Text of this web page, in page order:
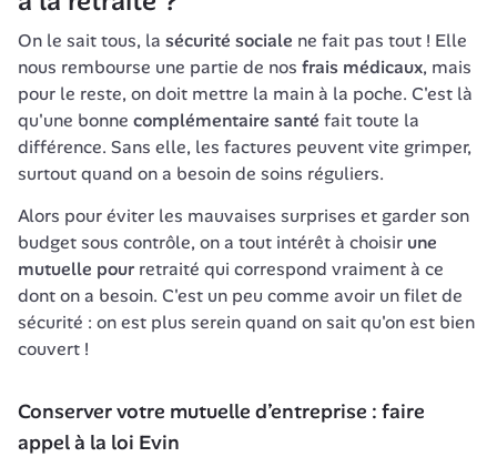
On le sait tous, la sécurité sociale ne fait pas tout ! Elle
nous rembourse une partie de nos frais médicaux, mais
pour le reste, on doit mettre la main à la poche. C'est là
qu'une bonne complémentaire santé fait toute la
différence. Sans elle, les factures peuvent vite grimper,
surtout quand on a besoin de soins réguliers.
Alors pour éviter les mauvaises surprises et garder son
budget sous contrôle, on a tout intérêt à choisir une
mutuelle pour retraité qui correspond vraiment à ce
dont on a besoin. C'est un peu comme avoir un filet de
sécurité : on est plus serein quand on sait qu'on est bien
couvert !
Conserver votre mutuelle d’entreprise : faire
appel à la loi Evin